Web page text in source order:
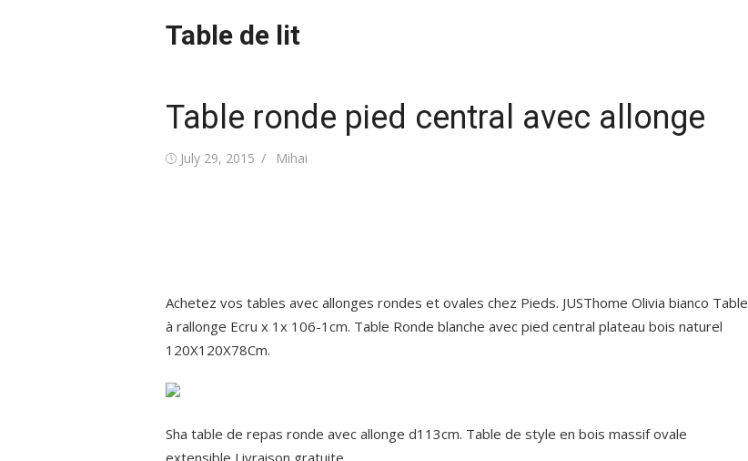
Table de lit
Table ronde pied central avec allonge
Posted
July 29, 2015 Author
Mihai
Achetez vos tables avec allonges rondes et ovales chez Pieds. JUSThome Olivia bianco Table
à rallonge Ecru x 1x 106-1cm. Table Ronde blanche avec pied central plateau bois naturel
120X120X78Cm.
Sha table de repas ronde avec allonge d113cm. Table de style en bois massif ovale
extensible Livraison gratuite.